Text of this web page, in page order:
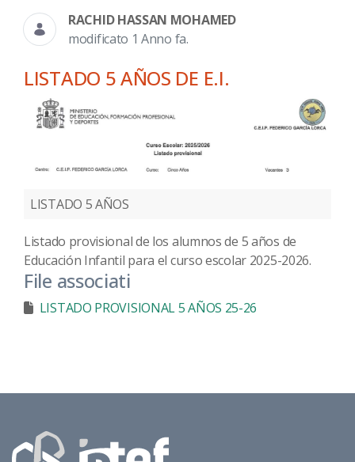
RACHID HASSAN MOHAMED
modificato 1 Anno fa.
LISTADO 5 AÑOS DE E.I.
LISTADO 5 AÑOS
Listado provisional de los alumnos de 5 años de
Educación Infantil para el curso escolar 2025-2026.
File associati
LISTADO PROVISIONAL 5 AÑOS 25-26